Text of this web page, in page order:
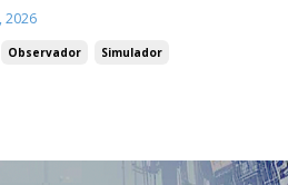
el episodio en
en IA aplicada al coaching, la
2026
Observador Simulador